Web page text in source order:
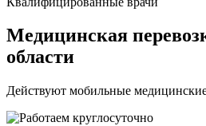
Медицинская
области
Действуют мобильные